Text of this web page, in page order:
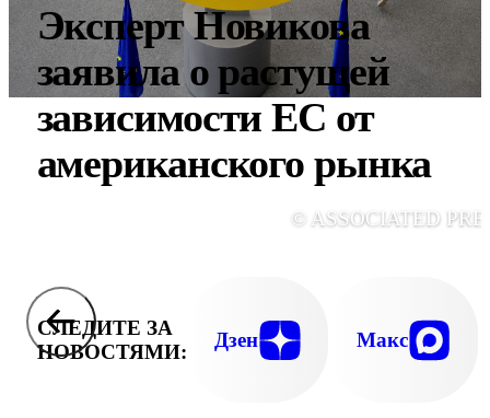
Эксперт Новикова
заявила о растущей
зависимости ЕС от
американского рынка
© ASSOCIATED
СЛЕДИТЕ ЗА
НОВОСТЯМИ:
Дзен Макс